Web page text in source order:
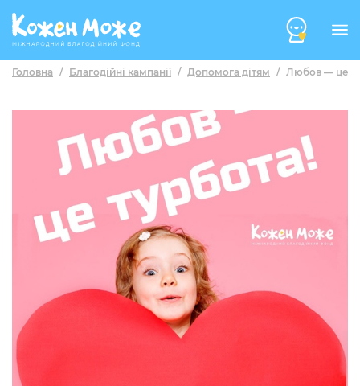
Головна / Благодійні кампанії / Допомога дітям / Любов — це